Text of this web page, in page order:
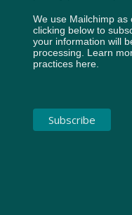
We use Mailchimp
clicking below to
your information will
processing. Learn
practices here.